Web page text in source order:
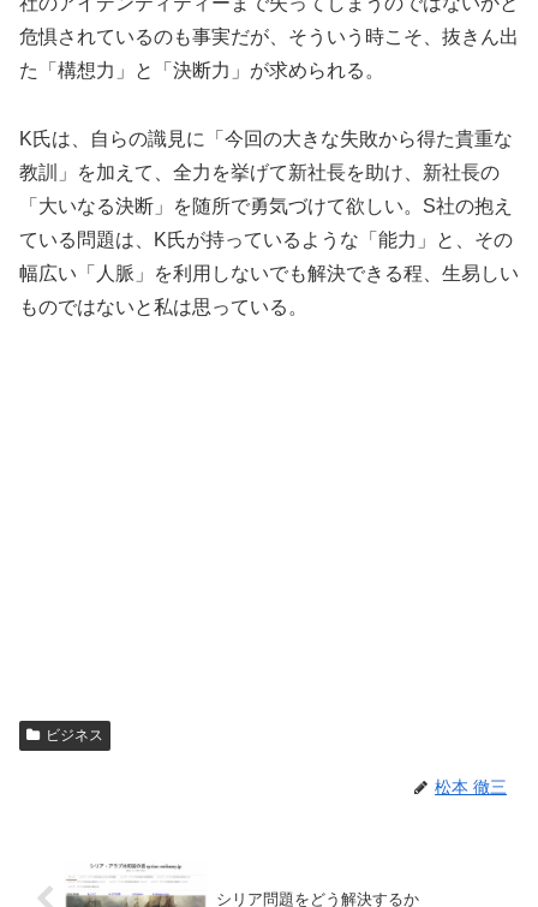
危惧されているのも事実だが、そういう時こそ、抜きん出
た「構想力」と「決断力」が求められる。
K氏は、自らの識見に「今回の大きな失敗から得た貴重な
教訓」を加えて、全力を挙げて新社長を助け、新社長の
「大いなる決断」を随所で勇気づけて欲しい。S社の抱え
ている問題は、K氏が持っているような「能力」と、その
幅広い「人脈」を利用しないでも解決できる程、生易しい
ものではないと私は思っている。
ビジネス
松本 徹三
シリア問題をどう解決するか